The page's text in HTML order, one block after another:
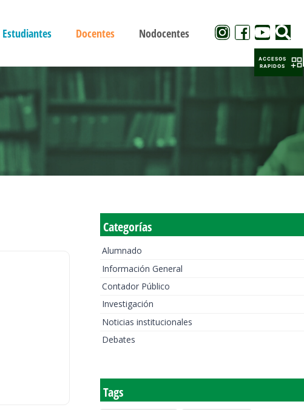
Estudiantes Docentes Nodocentes
Categorías
Alumnado
Información General
Contador Público
Investigación
Noticias institucionales
Debates
Tags
ACCESOS
RAPIDOS